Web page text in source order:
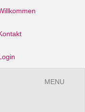
MENU